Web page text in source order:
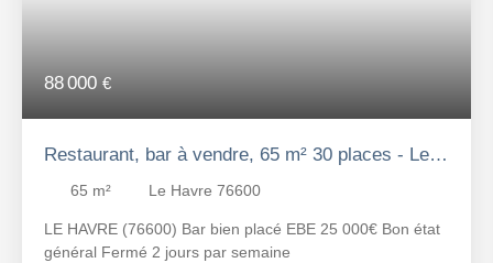
88 000 €
Restaurant, bar à vendre, 65 m² 30 places - Le
Havre 76600
65 m² Le Havre 76600
LE HAVRE (76600) Bar bien placé EBE 25 000€ Bon état
général Fermé 2 jours par semaine